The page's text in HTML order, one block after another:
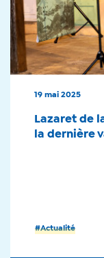
#Actualité
19 mai 2025
Lazaret de
la dernière